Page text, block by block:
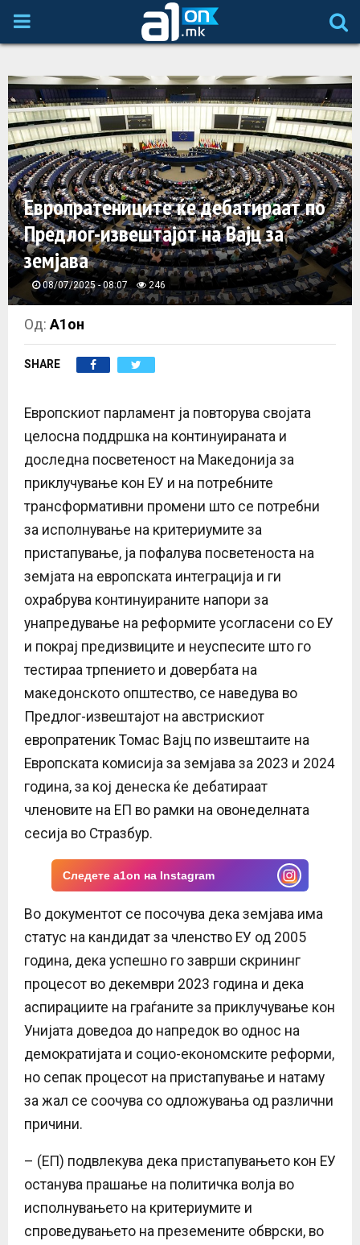
P
I
M
A
R
Y
M
E
N
U
Европратениците ќе дебатираат по
Предлог-извештајот на Вајц за
земјава
08/07/2025 - 08:07 246
Од:А1он
SHARE
Европскиот парламент ја повторува својата
целосна поддршка на континуираната и
доследна посветеност на Македонија за
приклучување кон ЕУ и на потребните
трансформативни промени што се потребни
за исполнување на критериумите за
пристапување, ја пофалува посветеноста на
земјата на европската интеграција и ги
охрабрува континуираните напори за
унапредување на реформите усогласени со ЕУ
и покрај предизвиците и неуспесите што го
тестираа трпението и довербата на
македонското општество, се наведува во
Предлог-извештајот на австрискиот
европратеник Томас Вајц по извештаите на
Европската комисија за земјава за 2023 и 2024
година, за кој денеска ќе дебатираат
членовите на ЕП во рамки на овонеделната
сесија во Стразбур.
Следете a1on на Instagram
Во документот се посочува дека земјава има
статус на кандидат за членство ЕУ од 2005
година, дека успешно го заврши скрининг
процесот во декември 2023 година и дека
аспирациите на граѓаните за приклучување кон
Унијата доведоа до напредок во однос на
демократијата и социо-економските реформи,
но сепак процесот на пристапување и натаму
за жал се соочува со одложувања од различни
причини.
– (ЕП) подвлекува дека пристапувањето кон ЕУ
останува прашање на политичка волја во
исполнувањето на критериумите и
спроведувањето на преземените обврски, во